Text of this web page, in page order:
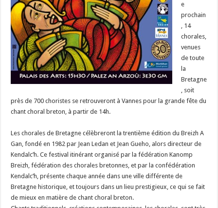
e
prochain
, 14
chorales,
venues
de toute
la
Bretagne
, soit
près de 700 choristes se retrouveront à Vannes pour la grande fête du
chant choral breton, à partir de 14h.
Les chorales de Bretagne célèbreront la trentième édition du Breizh A
Gan, fondé en 1982 par Jean Ledan et Jean Gueho, alors directeur de
Kendalc’h. Ce festival itinérant organisé par la fédération Kanomp
Breizh, fédération des chorales bretonnes, et par la confédération
Kendalc’h, présente chaque année dans une ville différente de
Bretagne historique, et toujours dans un lieu prestigieux, ce qui se fait
de mieux en matière de chant choral breton.